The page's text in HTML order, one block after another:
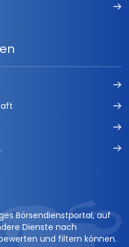
Börsendienstportal, auf
Dienste nach
und filtern können.